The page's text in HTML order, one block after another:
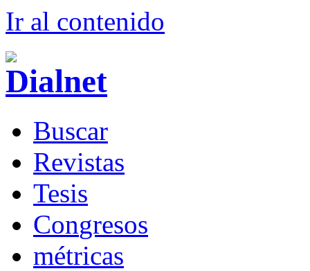
Ir al contenido
Buscar
Revistas
Tesis
Congresos
métricas